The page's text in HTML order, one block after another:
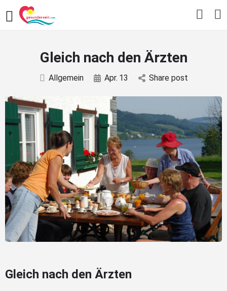
Gleich nach den Ärzten
Allgemein Apr. 13 Share post
Gleich nach den Ärzten